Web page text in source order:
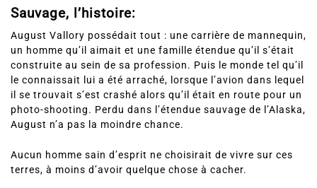
Sauvage, l’histoire:
August Vallory possédait tout : une carrière de mannequin,
un homme qu’il aimait et une famille étendue qu’il s’était
construite au sein de sa profession. Puis le monde tel qu’il
le connaissait lui a été arraché, lorsque l’avion dans lequel
il se trouvait s’est crashé alors qu’il était en route pour un
photo-shooting. Perdu dans l’étendue sauvage de l’Alaska,
August n’a pas la moindre chance.
Aucun homme sain d’esprit ne choisirait de vivre sur ces
terres, à moins d’avoir quelque chose à cacher.